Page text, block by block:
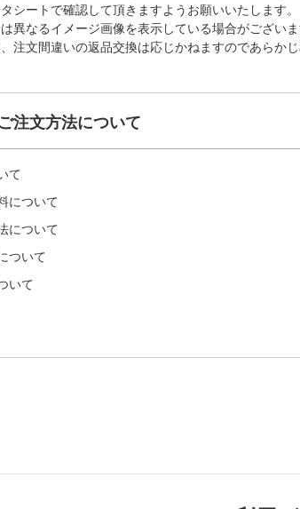
シートで確認して頂きますようお願いいたします。
異なるイメージ画像を表示している場合がございま
注文間違いの返品交換は応じかねますのであらかじ
注文方法について
て
について
について
ついて
いて